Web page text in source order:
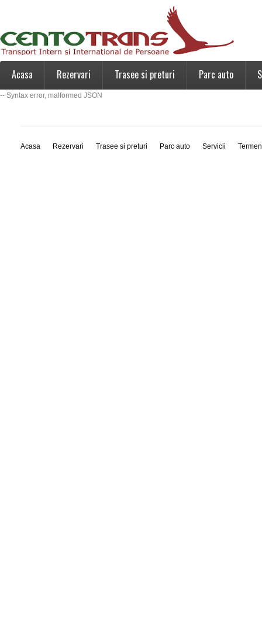
Acasa Rezervari Trasee si preturi Parc auto
-- Syntax error, malformed JSON
Acasa Rezervari Trasee si preturi Parc auto Servicii